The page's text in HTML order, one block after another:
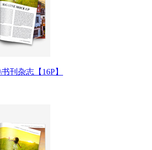
刊杂志【16P】